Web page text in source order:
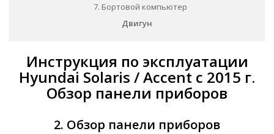
7. Бортовой компьютер
Двигун
Инструкция по эксплуатации
Hyundai Solaris / Accent с 2015 г.
Обзор панели приборов
2. Обзор панели приборов